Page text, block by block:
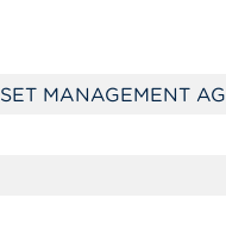
MANAGEMENT AG